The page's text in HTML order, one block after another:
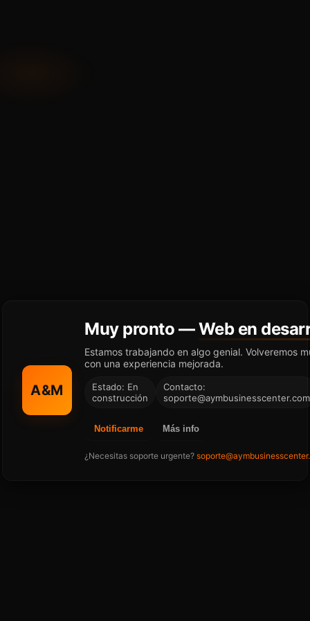
A&M
Muy pronto —Web en
Estamos trabajando en algo genial. Volveremos
con una experiencia mejorada.
Estado: En
construcción
Contacto:
soporte@aymbusinesscenter.com
Notificarme Más info
¿Necesitas soporte urgente?